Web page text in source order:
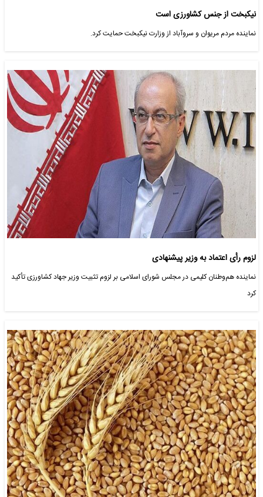
نیکبخت از جنس کشاورزی است
نماینده مردم مریوان و سروآباد از وزارت نیکبخت حمایت کرد.
لزوم رأی اعتماد به وزیر پیشنهادی
نماینده هم‌وطنان کلیمی در مجلس شورای اسلامی بر لزوم تثبیت وزیر جهاد کشاورزی تأکید
کرد